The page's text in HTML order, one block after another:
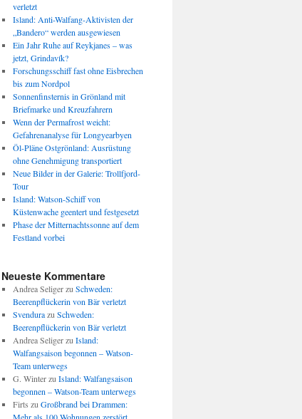
verletzt
Island: Anti-Walfang-Aktivisten der
„Bandero“ werden ausgewiesen
Ein Jahr Ruhe auf Reykjanes – was
jetzt, Grindavík?
Forschungsschiff fast ohne Eisbrechen
bis zum Nordpol
Sonnenfinsternis in Grönland mit
Briefmarke und Kreuzfahrern
Wenn der Permafrost weicht:
Gefahrenanalyse für Longyearbyen
Öl-Pläne Ostgrönland: Ausrüstung
ohne Genehmigung transportiert
Neue Bilder in der Galerie: Trollfjord-
Tour
Island: Watson-Schiff von
Küstenwache geentert und festgesetzt
Phase der Mitternachtssonne auf dem
Festland vorbei
Neueste Kommentare
Andrea Seligerzu Schweden:
Beerenpflückerin von Bär verletzt
Svendurazu Schweden:
Beerenpflückerin von Bär verletzt
Andrea Seligerzu Island:
Walfangsaison begonnen – Watson-
Team unterwegs
G. Winterzu Island: Walfangsaison
begonnen – Watson-Team unterwegs
Firts zu Großbrand bei Drammen: